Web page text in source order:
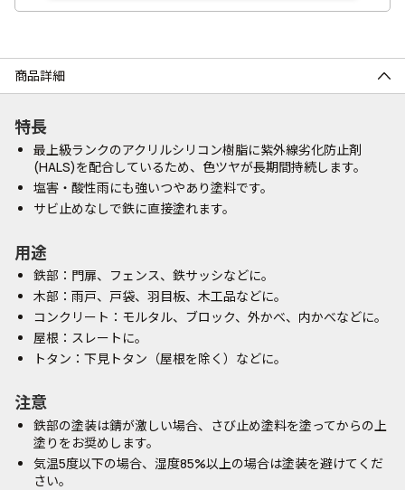
商品詳細
特長
最上級ランクのアクリルシリコン樹脂に紫外線劣化防止剤
(HALS)を配合しているため、色ツヤが長期間持続します。
塩害・酸性雨にも強いつやあり塗料です。
サビ止めなしで鉄に直接塗れます。
用途
鉄部：門扉、フェンス、鉄サッシなどに。
木部：雨戸、戸袋、羽目板、木工品などに。
コンクリート：モルタル、ブロック、外かべ、内かべなどに。
屋根：スレートに。
トタン：下見トタン（屋根を除く）などに。
注意
鉄部の塗装は錆が激しい場合、さび止め塗料を塗ってからの上
塗りをお奨めします。
気温5度以下の場合、湿度85%以上の場合は塗装を避けてくだ
さい。